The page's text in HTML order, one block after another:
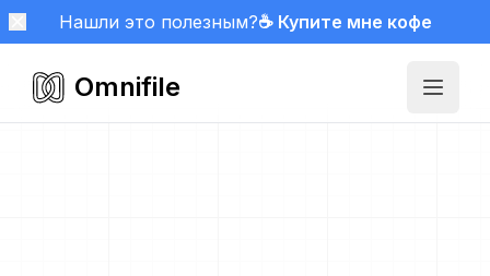
Нашли это полезным?☕ Купите мне кофе
Omnifile